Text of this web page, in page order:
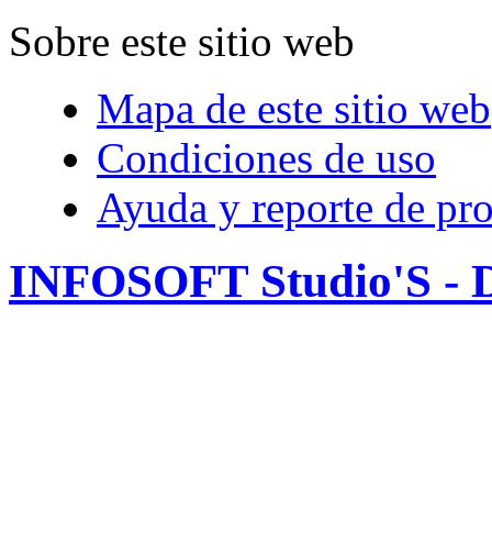
Sobre este sitio web
Mapa de este sitio web
Condiciones de uso
Ayuda y reporte de
INFOSOFT Studio'S -